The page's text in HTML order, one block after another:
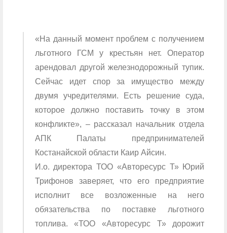
«На данный момент проблем с получением
льготного ГСМ у крестьян нет. Оператор
арендовал другой железнодорожный тупик.
Сейчас идет спор за имущество между
двумя учредителями. Есть решение суда,
которое должно поставить точку в этом
конфликте», – рассказал начальник отдела
АПК Палаты предпринимателей
Костанайской области Каир Айсин.
И.о. директора ТОО «Авторесурс Т» Юрий
Трифонов заверяет, что его предприятие
исполнит все возложенные на него
обязательства по поставке льготного
топлива. «ТОО «Авторесурс Т» дорожит